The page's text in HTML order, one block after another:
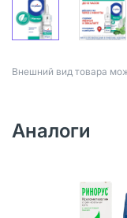
Bнешний вид товара
Аналоги